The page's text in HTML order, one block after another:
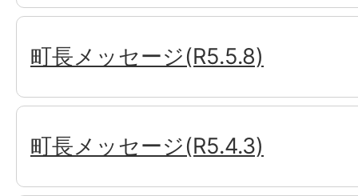
町長メッセージ(R5.5.8)
町長メッセージ(R5.4.3)